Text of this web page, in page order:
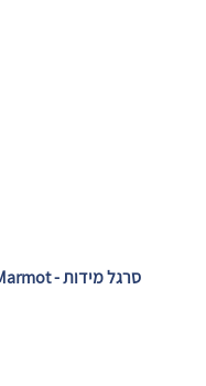
סרגל מידות - Marmot